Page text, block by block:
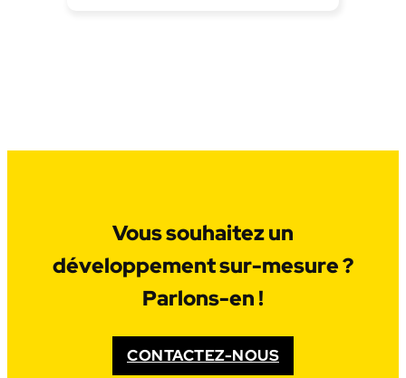
Vous souhaitez un
développement sur-mesure ?
Parlons-en !
CONTACTEZ-NOUS